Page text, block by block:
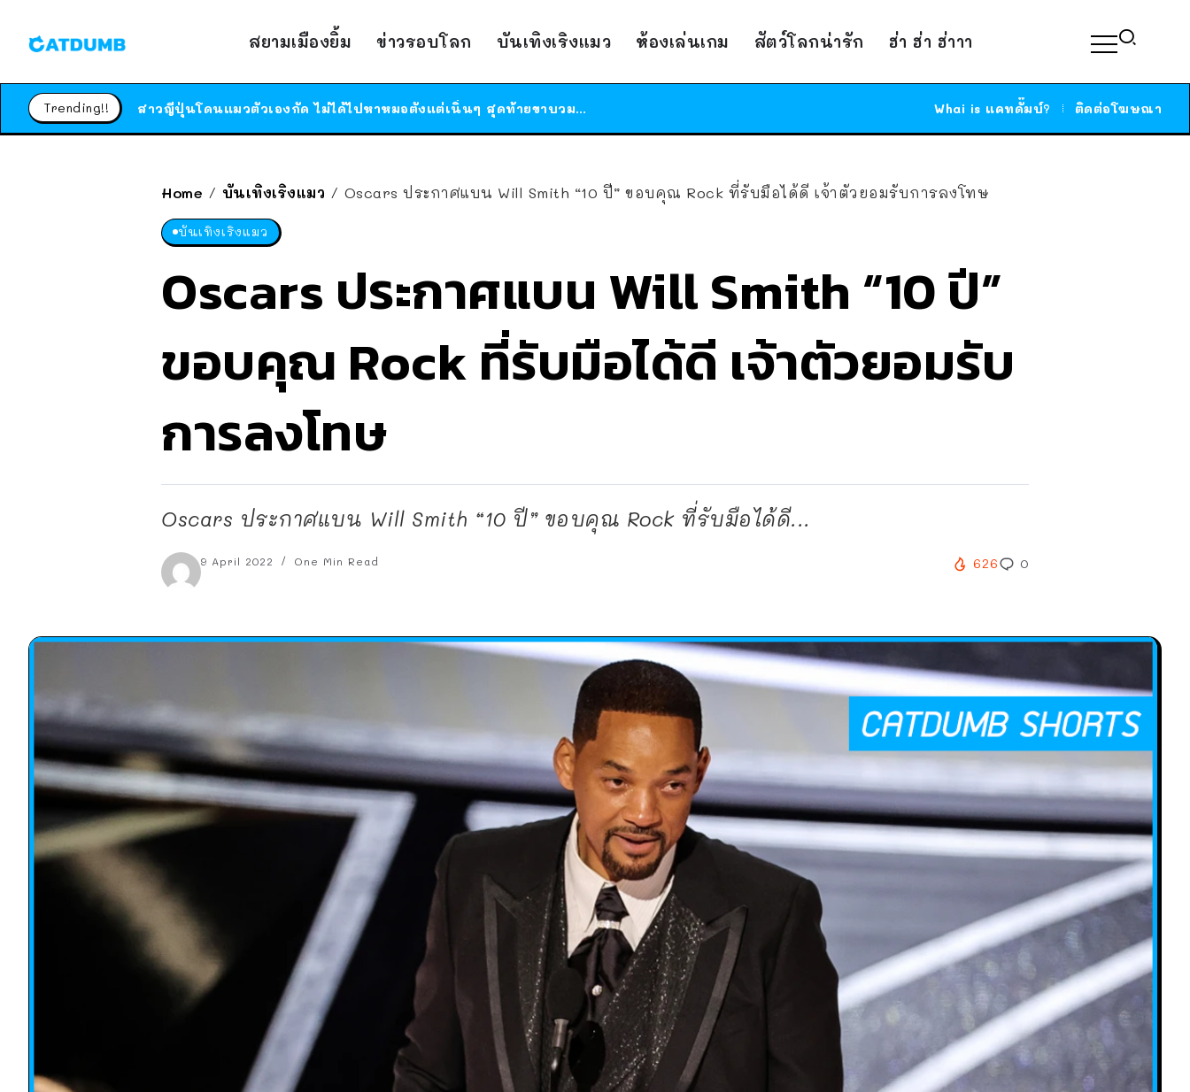
สยามเมืองยิ้ม ข่าวรอบโลก บันเทิงเริงแมว ห้องเล่นเกม สัตว์โลกน่ารัก ฮ่า ฮ่า ฮ่าาา
Trending!!
ร้านอาหารในนิวยอร์กประกาศปิดตัวลง หลังอยู่มานานกว่า 45 ปี ติดป้ายขอบคุณลูกค้าทุกคน แถมสูตรทำไวท์ซอสให้แบบจัดเต็ม
ได้เวลาเด็กหนวดรวมตัว RF Online Next เปิดให้เล่นแล้ว เกม Sci-Fi MMORPG ระดับตำนาน เล่นได้ทั้งมือถือและ PC Whai is แคทดั๊มบ์? ติดต่อโฆษณา
Home / บันเทิงเริงแมว / Oscars ประกาศแบน Will Smith “10 ปี” ขอบคุณ Rock ที่รับมือได้ดี เจ้าตัวยอมรับการลงโทษ
บันเทิงเริงแมว
Oscars ประกาศแบน Will Smith “10 ปี”
ขอบคุณ Rock ที่รับมือได้ดี เจ้าตัวยอมรับ
การลงโทษ
Oscars ประกาศแบน Will Smith “10 ปี” ขอบคุณ Rock ที่รับมือได้ดี...
9 April 2022 One Min Read 626 0